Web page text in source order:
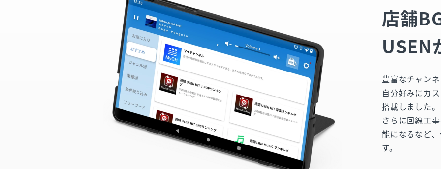
店舗
USEN
豊富なチャン
自分好みにカ
搭載しました。
さらに回線工
能になるなど
す。